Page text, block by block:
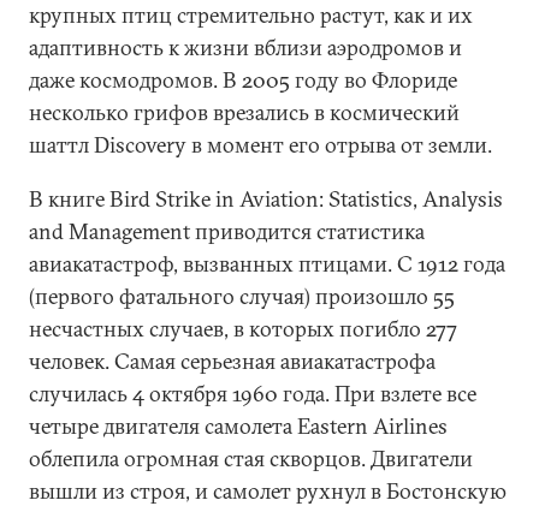
крупных птиц стремительно растут, как и их
адаптивность к жизни вблизи аэродромов и
даже космодромов. В 2005 году во Флориде
несколько грифов врезались в космический
шаттл Discovery в момент его отрыва от земли.
В книге Bird Strike in Aviation: Statistics, Analysis
and Management приводится статистика
авиакатастроф, вызванных птицами. С 1912 года
(первого фатального случая) произошло 55
несчастных случаев, в которых погибло 277
человек. Самая серьезная авиакатастрофа
случилась 4 октября 1960 года. При взлете все
четыре двигателя самолета Eastern Airlines
облепила огромная стая скворцов. Двигатели
вышли из строя, и самолет рухнул в Бостонскую